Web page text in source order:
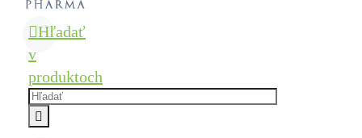
Hľadať
v
produktoch